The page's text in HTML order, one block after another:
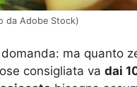
da Adobe Stock)
ma quanto
consigliata va dai